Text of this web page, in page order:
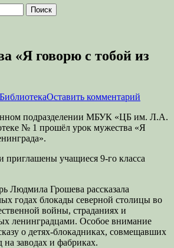
«Я говорю с тобой из
БиблиотекаОставить комментарий
подразделении МБУК «ЦБ им. Л.А.
№ 1 прошёл урок мужества «Я
приглашены учащиеся 9-го класса
Людмила Грошева рассказала
годах блокады северной столицы во
войны, страданиях и
ленинградцами. Особое внимание
о детях-блокадниках, совмещавших
заводах и фабриках.